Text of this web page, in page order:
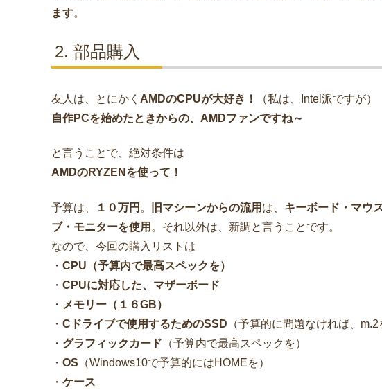
ます。
部品購入
友人は、とにかく AMDのCPUが大好き！
（私は、Intel派ですが）
自作PCを始めたときからの、AMDファンですね～
と言うことで、絶対条件は
AMDのRYZENを使って！
予算は、 １０万円 。 旧マシーンからの流用 は、 キーボード・マウ
ブ・モニターを使用 。それ以外は、新調と言うことです。
なので、今回の購入リストは
・ CPU（予算内で最高スペックを）
・ CPUに対応した、マザーボード
・ メモリー（１６GB）
・ Cドライブで使用するためのSSD （予算的に問題なければ、m.2
・ グラフィックカード （予算内で最高スペックを）
・ OS （Windows10で予算的にはHOMEを）
・ ケース